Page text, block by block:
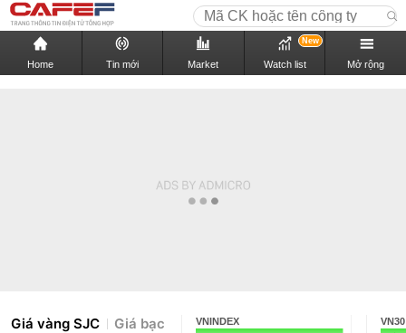
Home Tin mới Market Watch list
New
Mở rộng
Giá vàng SJC Giá bạc VNINDEX VN30